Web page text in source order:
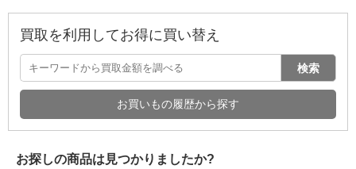
買取を利用してお得に買い替え
検索
お買いもの履歴から探す
お探しの商品は見つかりましたか?